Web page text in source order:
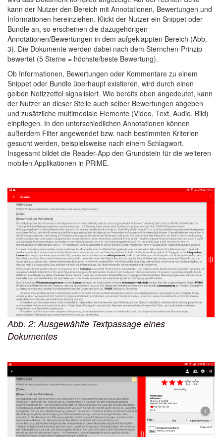
kann der Nutzer den Bereich mit Annotationen, Bewertungen und
Informationen hereinziehen. Klickt der Nutzer ein Snippet oder
Bundle an, so erscheinen die dazugehörigen
Annotationen/Bewertungen in dem aufgeklappten Bereich (Abb.
3). Die Dokumente werden dabei nach dem Sternchen-Prinzip
bewertet (5 Sterne = höchste/beste Bewertung).
Ob Informationen, Bewertungen oder Kommentare zu einem
Snippet oder Bundle überhaupt existieren, wird durch einen
gelben Notizzettel signalisiert. Wie bereits oben angedeutet, kann
der Nutzer an dieser Stelle auch selber Bewertungen abgeben
und zusätzliche multimediale Elemente (Video, Text, Audio, Bild)
einpflegen. In den unterschiedlichen Annotationen können
außerdem Filter angewendet bzw. nach bestimmten Kriterien
gesucht werden, beispielsweise nach einem Schlagwort.
Insgesamt bildet die Reader-App den Grundstein für die weiteren
mobilen Applikationen in PRiME.
Abb. 2: Ausgewählte Textpassage eines
Dokumentes